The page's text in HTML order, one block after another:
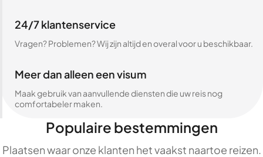
24/7 klantenservice
Vragen? Problemen? Wij zijn altijd en overal voor u beschikbaar.
Meer dan alleen een visum
Maak gebruik van aanvullende diensten die uw reis nog
comfortabeler maken.
Populaire bestemmingen
Plaatsen waar onze klanten het vaakst naartoe reizen.